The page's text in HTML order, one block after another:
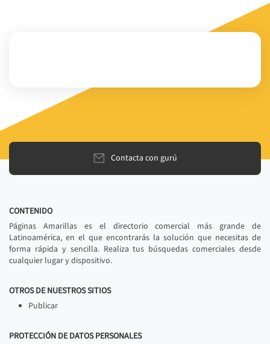
Contacta con gurú
CONTENIDO
Páginas Amarillas es el directorio comercial más grande de
Latinoamérica, en el que encontrarás la solución que necesitas de
forma rápida y sencilla. Realiza tus búsquedas comerciales desde
cualquier lugar y dispositivo.
OTROS DE NUESTROS SITIOS
Publicar
PROTECCIÓN DE DATOS PERSONALES